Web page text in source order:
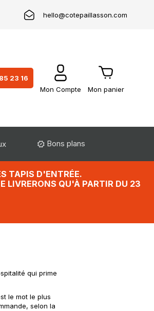
hello@cotepaillasson.com
23 16
Mon Compte
Mon panier
Bons plans
TAPIS D'ENTRÉE.
LIVRERONS QU'À PARTIR DU 23
qui prime
le mot le plus
selon la